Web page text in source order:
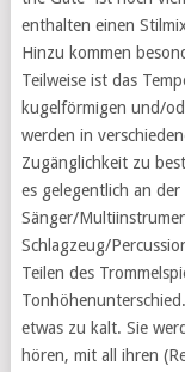
enthalten einen
Hinzu kommen
Teilweise ist das
kugelförmigen und/
werden in
Zugänglichkeit zu
es gelegentlich an
Sänger/
Schlagzeug/
Teilen des
etwas zu kalt. Sie
hören, mit all ihren